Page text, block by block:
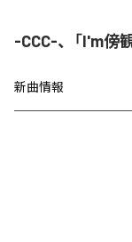
-CCC-、「I'm傍
新曲情報